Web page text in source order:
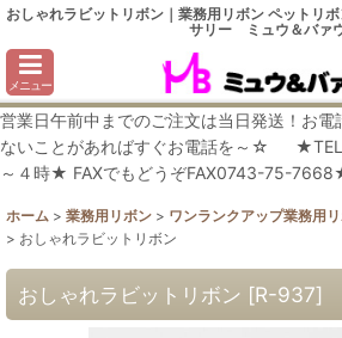
おしゃれラビットリボン｜業務用リボン ペットリ
サリー ミュウ＆バァ
メニュー
営業日午前中までのご注文は当日発送！お電
ないことがあればすぐお電話を～☆
～４時★ FAXでもどうぞFAX0743-75-
ホーム > 業務用リボン > ワンランクアップ業務用
> おしゃれラビットリボン
おしゃれラビットリボン [R-937]